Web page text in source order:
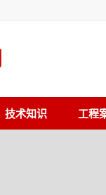
技术知识 工程